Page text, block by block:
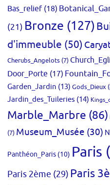
Bas_relief(18)
(21) Bronze (127)
d'immeuble (50)
Cherubs_Angelots (7)
Door_Porte (17)
Garden_Jardin (13) Gods_Dieux
Jardin_des_Tuileries (14)
Marble_Marbre (86)
(7) Museum_Musée (30)
Panthéon_Paris (10) Paris
Paris 2ème (29) Paris